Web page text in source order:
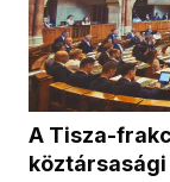
A Tisza-